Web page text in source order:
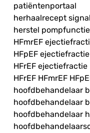
patiëntenportaal
herhaalrecept
herstel pompfunctie
HFmrEF
HFpEF
HFrEF ejectiefractie
HFrEF HFmrEF
hoofdbehandelaar
hoofdbehandelaar
hoofdbehandelaar